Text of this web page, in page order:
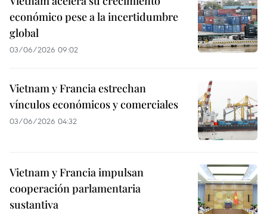
económico pese a la incertidumbre
global
03/06/2026 09:02
Vietnam y Francia estrechan
vínculos económicos y comerciales
03/06/2026 04:32
Vietnam y Francia impulsan
cooperación parlamentaria
sustantiva